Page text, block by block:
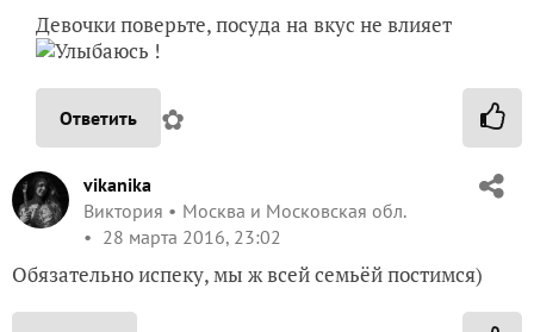
Девочки поверьте, посуда на вкус не влияет
!
Ответить ✿
vikanika
Виктория
Москва и Московская обл.
28 марта 2016, 23:02
Обязательно испеку, мы ж всей семьёй постимся)